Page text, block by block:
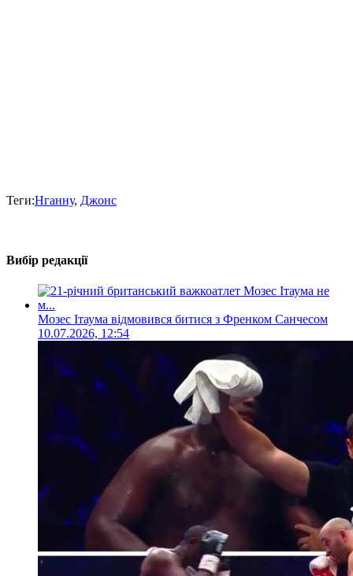
Теги:Нганну, Джонс
Вибір редакції
Мозес Ітаума відмовився битися з Френком Санчесом
10.07.2026, 12:54